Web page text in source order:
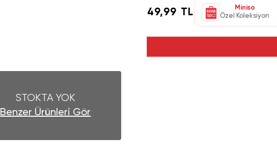
STOKTA YOK
Benzer Ürünleri Gör
49,99 TL
Miniso
Özel Koleksiyon